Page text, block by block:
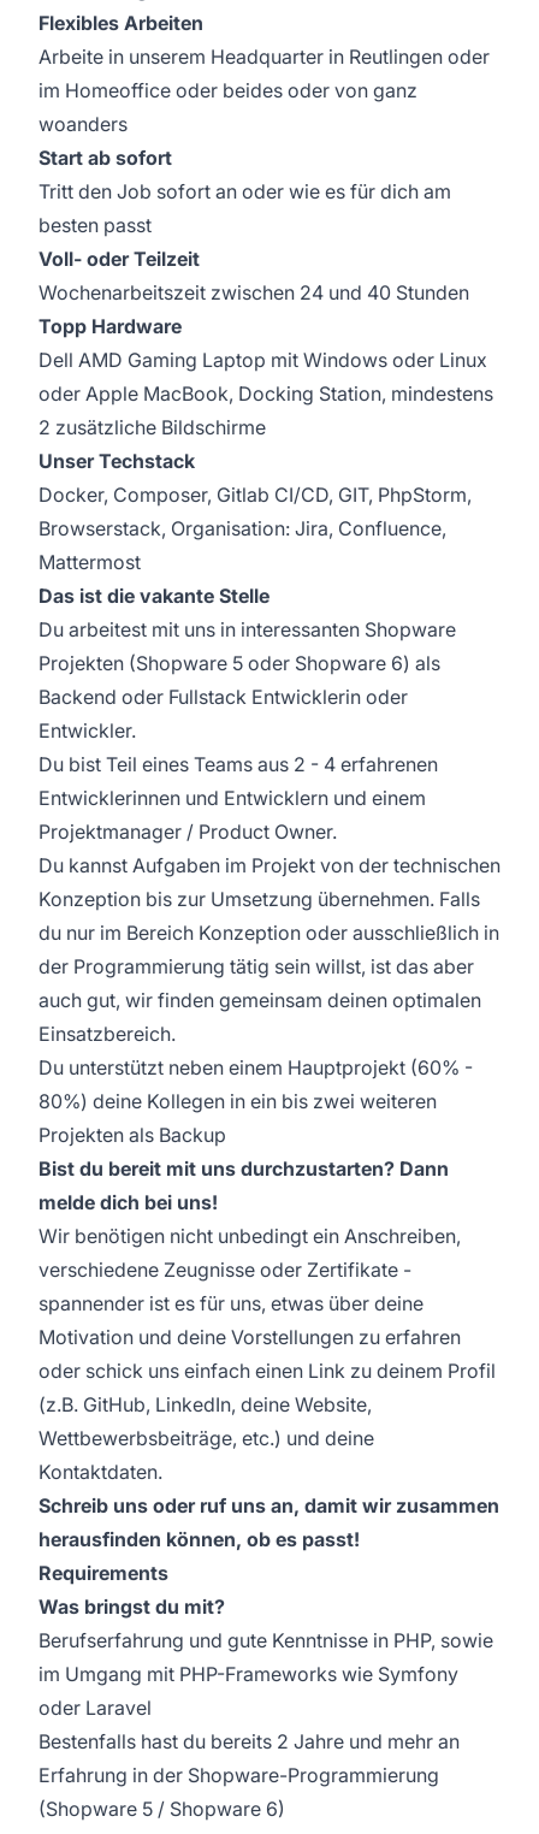
Flexibles Arbeiten
Arbeite in unserem Headquarter in Reutlingen oder
im Homeoffice oder beides oder von ganz
woanders
Start ab sofort
Tritt den Job sofort an oder wie es für dich am
besten passt
Voll- oder Teilzeit
Wochenarbeitszeit zwischen 24 und 40 Stunden
Topp Hardware
Dell AMD Gaming Laptop mit Windows oder Linux
oder Apple MacBook, Docking Station, mindestens
2 zusätzliche Bildschirme
Unser Techstack
Docker, Composer, Gitlab CI/CD, GIT, PhpStorm,
Browserstack, Organisation: Jira, Confluence,
Mattermost
Das ist die vakante Stelle
Du arbeitest mit uns in interessanten Shopware
Projekten (Shopware 5 oder Shopware 6) als
Backend oder Fullstack Entwicklerin oder
Entwickler.
Du bist Teil eines Teams aus 2 - 4 erfahrenen
Entwicklerinnen und Entwicklern und einem
Projektmanager / Product Owner.
Du kannst Aufgaben im Projekt von der technischen
Konzeption bis zur Umsetzung übernehmen. Falls
du nur im Bereich Konzeption oder ausschließlich in
der Programmierung tätig sein willst, ist das aber
auch gut, wir finden gemeinsam deinen optimalen
Einsatzbereich.
Du unterstützt neben einem Hauptprojekt (60% -
80%) deine Kollegen in ein bis zwei weiteren
Projekten als Backup
Bist du bereit mit uns durchzustarten? Dann
melde dich bei uns!
Wir benötigen nicht unbedingt ein Anschreiben,
verschiedene Zeugnisse oder Zertifikate -
spannender ist es für uns, etwas über deine
Motivation und deine Vorstellungen zu erfahren
oder schick uns einfach einen Link zu deinem Profil
(z.B. GitHub, LinkedIn, deine Website,
Wettbewerbsbeiträge, etc.) und deine
Kontaktdaten.
Schreib uns oder ruf uns an, damit wir zusammen
herausfinden können, ob es passt!
Requirements
Was bringst du mit?
Berufserfahrung und gute Kenntnisse in PHP, sowie
im Umgang mit PHP-Frameworks wie Symfony
oder Laravel
Bestenfalls hast du bereits 2 Jahre und mehr an
Erfahrung in der Shopware-Programmierung
(Shopware 5 / Shopware 6)